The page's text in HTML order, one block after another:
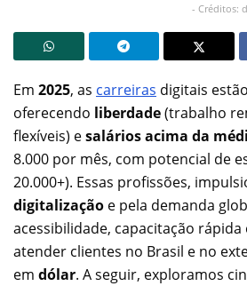
- Créditos:
Em 2025, as carreiras digitais
oferecendo liberdade(trabalho
flexíveis) esalários acima da
8.000 por mês, com potencial de
20.000+). Essas profissões,
digitalização e pela demanda
acessibilidade, capacitação
atender clientes no Brasil e no
em dólar. A seguir, exploramos